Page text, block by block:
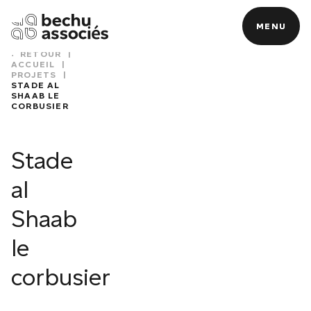
MENU
MENU
RETOUR
|
ACCUEIL
|
PROJETS
|
STADE AL
SHAAB LE
CORBUSIER
Stade
al
Shaab
le
corbusier